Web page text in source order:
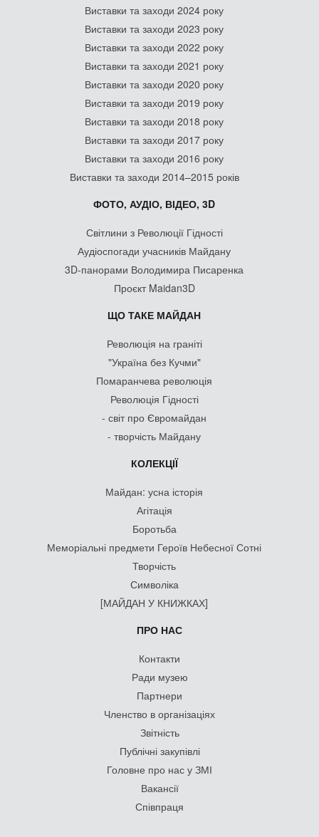
Виставки та заходи 2024 року
Виставки та заходи 2023 року
Виставки та заходи 2022 року
Виставки та заходи 2021 року
Виставки та заходи 2020 року
Виставки та заходи 2019 року
Виставки та заходи 2018 року
Виставки та заходи 2017 року
Виставки та заходи 2016 року
Виставки та заходи 2014–2015 років
ФОТО, АУДІО, ВІДЕО, 3D
Світлини з Революції Гідності
Аудіоспогади учасників Майдану
3D-панорами Володимира Писаренка
Проєкт Maidan3D
ЩО ТАКЕ МАЙДАН
Революція на граніті
"Україна без Кучми"
Помаранчева революція
Революція Гідності
- світ про Євромайдан
- творчість Майдану
КОЛЕКЦІЇ
Майдан: усна історія
Агітація
Боротьба
Меморіальні предмети Героїв Небесної Сотні
Творчість
Символіка
[МАЙДАН У КНИЖКАХ]
ПРО НАС
Контакти
Ради музею
Партнери
Членство в організаціях
Звітність
Публічні закупівлі
Головне про нас у ЗМІ
Вакансії
Співпраця